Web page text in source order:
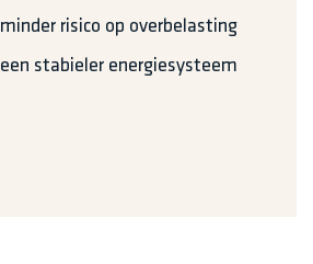
minder risico op overbelasting
een stabieler energiesysteem